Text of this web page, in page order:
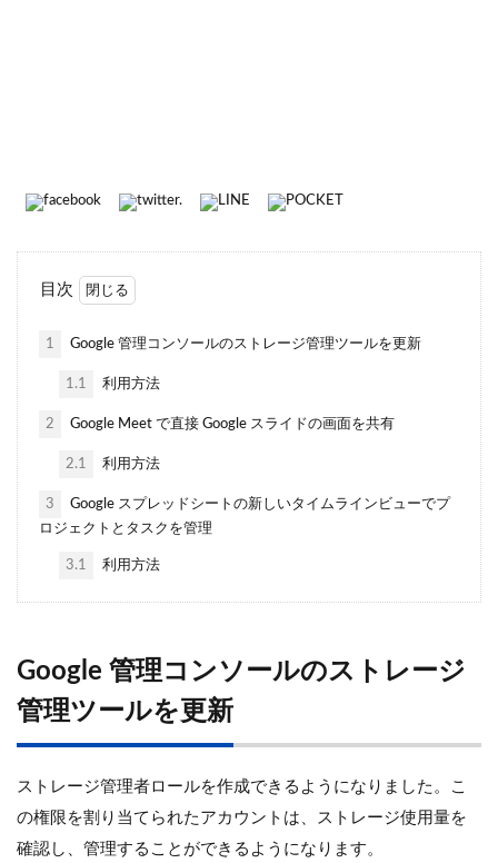
目次
1 Google 管理コンソールのストレージ管理ツールを更新
1.1 利用方法
2 Google Meet で直接 Google スライドの画面を共有
2.1 利用方法
3
Google スプレッドシートの新しいタイムラインビューでプ
ロジェクトとタスクを管理
3.1 利用方法
Google 管理コンソールのストレージ
管理ツールを更新
ストレージ管理者ロールを作成できるようになりました。こ
の権限を割り当てられたアカウントは、ストレージ使用量を
確認し、管理することができるようになります。